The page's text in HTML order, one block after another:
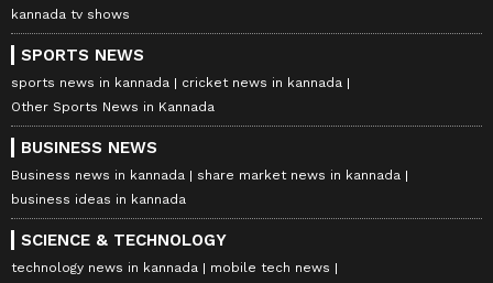
kannada tv shows
SPORTS NEWS
sports news in kannada
cricket news in kannada
Other Sports News in Kannada
BUSINESS NEWS
Business news in kannada
share market news in kannada
business ideas in kannada
SCIENCE & TECHNOLOGY
technology news in kannada
mobile tech news